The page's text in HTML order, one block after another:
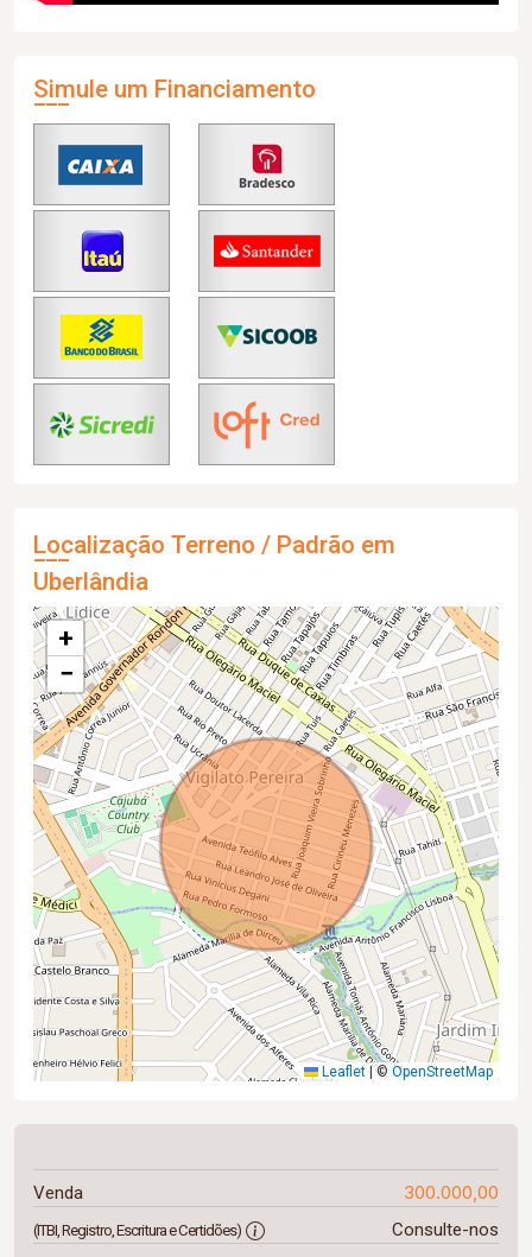
Simule um Financiamento
Localização Terreno / Padrão em
Uberlândia
+
−
Leaflet |© OpenStreetMap
Venda 300.000,00
(ITBI, Registro, Escritura e Certidões)
Consulte-nos